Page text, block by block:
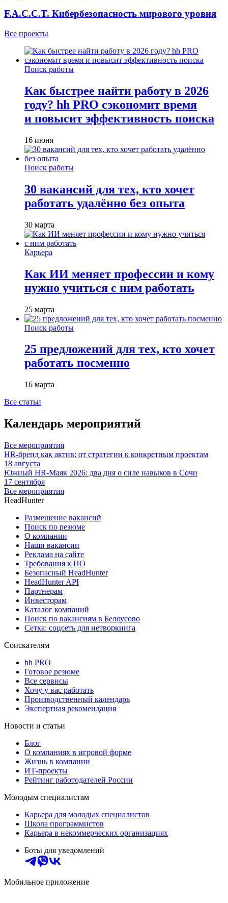
F.A.C.C.T. Кибербезопасность мирового уровня
Все проекты
Поиск работы
Как быстрее найти работу в 2026
году? hh PRO сэкономит время
и повысит эффективность поиска
16 июня
Поиск работы
30 вакансий для тех, кто хочет
работать удалённо без опыта
30 марта
Карьера
Как ИИ меняет профессии и кому
нужно учиться с ним работать
25 марта
Поиск работы
25 предложений для тех, кто хочет
работать посменно
16 марта
Все статьи
Календарь мероприятий
Все мероприятия
HR-бренд как актив: от стратегии к конкретным проектам
18 августа
Южный HR-Маяк 2026: два дня о силе навыков в Сочи
17 сентября
Все мероприятия
HeadHunter
Размещение вакансий
Поиск по резюме
О компании
Наши вакансии
Реклама на сайте
Требования к ПО
Безопасный HeadHunter
HeadHunter API
Партнерам
Инвесторам
Каталог компаний
Поиск по вакансиям в Белоусово
Сетка: соцсеть для нетворкинга
Соискателям
hh PRO
Готовое резюме
Все сервисы
Хочу у вас работать
Производственный календарь
Экспертная рекомендация
Новости и статьи
Блог
О компаниях в игровой форме
Жизнь в компании
ИТ-проекты
Рейтинг работодателей России
Молодым специалистам
Карьера для молодых специалистов
Школа программистов
Карьера в некоммерческих организациях
Боты для уведомлений
Мобильное приложение